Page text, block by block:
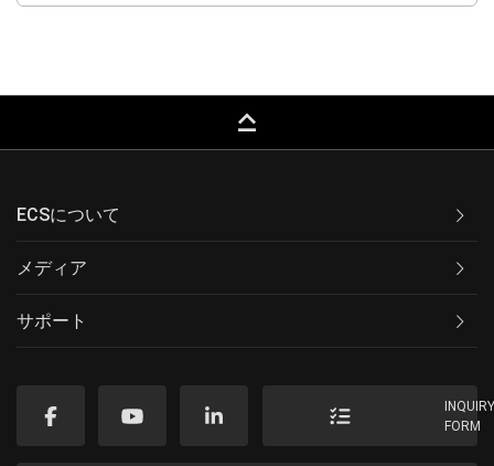
keyboard_capslock
ECSについて
メディア
サポート
FORM